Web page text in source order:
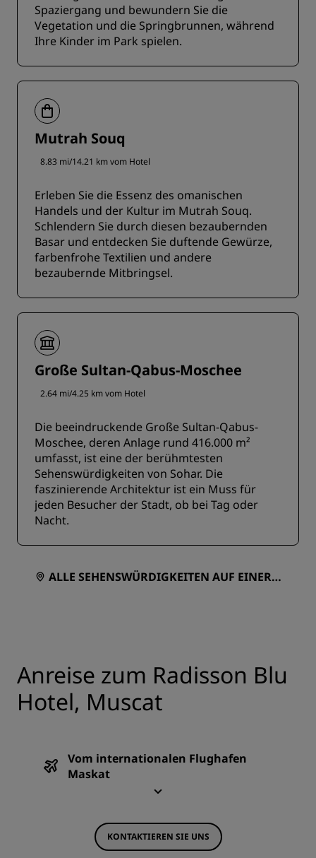
Spaziergang und bewundern Sie die
Vegetation und die Springbrunnen, während
Ihre Kinder im Park spielen.
Mutrah Souq
8.83 mi/14.21 km vom Hotel
Erleben Sie die Essenz des omanischen
Handels und der Kultur im Mutrah Souq.
Schlendern Sie durch diesen bezaubernden
Basar und entdecken Sie duftende Gewürze,
farbenfrohe Textilien und andere
bezaubernde Mitbringsel.
Große Sultan-Qabus-Moschee
2.64 mi/4.25 km vom Hotel
Die beeindruckende Große Sultan-Qabus-
Moschee, deren Anlage rund 416.000 m²
umfasst, ist eine der berühmtesten
Sehenswürdigkeiten von Sohar. Die
faszinierende Architektur ist ein Muss für
jeden Besucher der Stadt, ob bei Tag oder
Nacht.
ALLE SEHENSWÜRDIGKEITEN AUF EINER K
Anreise zum Radisson Blu
Hotel, Muscat
Vom internationalen Flughafen
Maskat
KONTAKTIEREN SIE UNS